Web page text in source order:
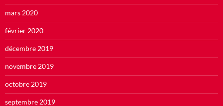
mars 2020
février 2020
décembre 2019
novembre 2019
octobre 2019
septembre 2019